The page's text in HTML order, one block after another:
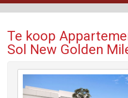
Te koop
Sol New Golden